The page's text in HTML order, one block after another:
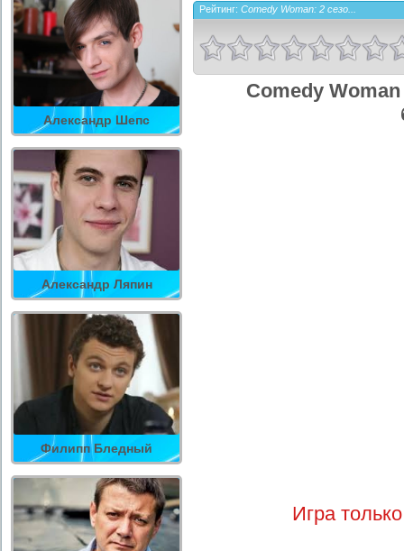
Александр Шепс
Александр Ляпин
Филипп Бледный
Рейтинг: Comedy Woman: 2 сезо...
Comedy
Игра